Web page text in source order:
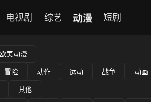
电视剧 综艺 动漫 短剧
欧美动漫
冒险 动作 运动 战争 动画
其他